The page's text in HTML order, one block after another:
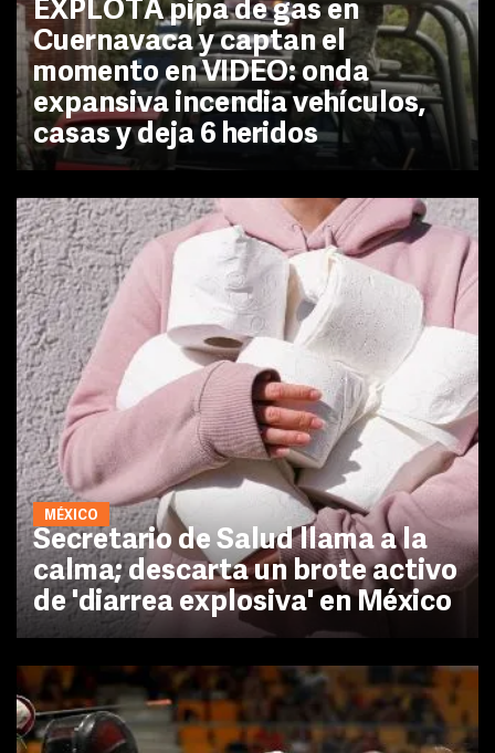
EXPLOTA pipa de gas en
Cuernavaca y captan el
momento en VIDEO: onda
expansiva incendia vehículos,
casas y deja 6 heridos
MÉXICO
Secretario de Salud llama a la
calma; descarta un brote activo
de 'diarrea explosiva' en México